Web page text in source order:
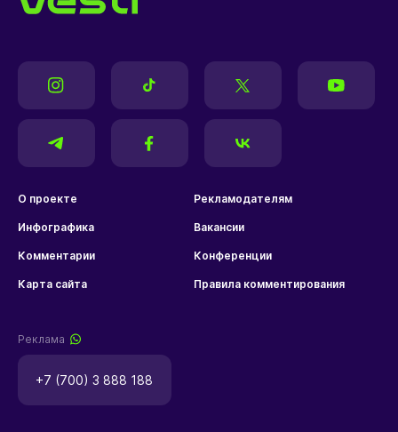
О проекте Рекламодателям
Инфографика Вакансии
Комментарии Конференции
Карта сайта Правила комментирования
Реклама
+7 (700) 3 888 188